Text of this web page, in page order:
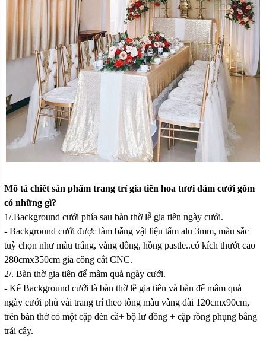
Mô tả chiết sản phẩm trang trí gia tiên hoa tươi đám cưới gồm
có những gì?
1/.Background cưới phía sau bàn thờ lễ gia tiên ngày cưới.
- Background cưới được làm bằng vật liệu tấm alu 3mm, màu sắc
tuỳ chọn như màu trắng, vàng đồng, hồng pastle..có kích thướt cao
280cmx350cm gia công cắt CNC.
2/. Bàn thờ gia tiên để mâm quả ngày cưới.
- Kế Background cưới là bàn thờ lễ gia tiên và bàn để mâm quả
ngày cưới phủ vải trang trí theo tông màu vàng dài 120cmx90cm,
trên bàn thờ có một cặp đèn cầ+ bộ lư đồng + cặp rồng phụng bằng
trái cây.